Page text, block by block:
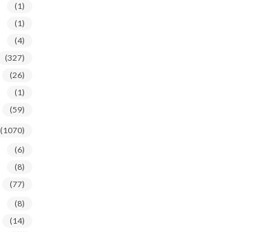
(1)
(1)
(4)
(327)
(26)
(1)
(59)
(1070)
(6)
(8)
(77)
(8)
(14)